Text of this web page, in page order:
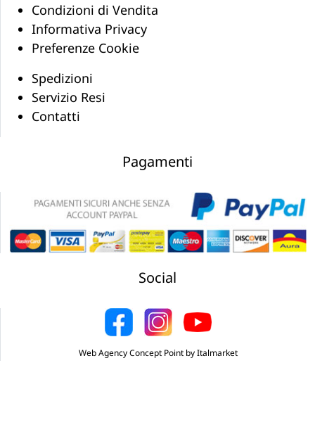
Condizioni di Vendita
Informativa Privacy
Preferenze Cookie
Spedizioni
Servizio Resi
Contatti
Pagamenti
Social
Web Agency Concept Point by Italmarket